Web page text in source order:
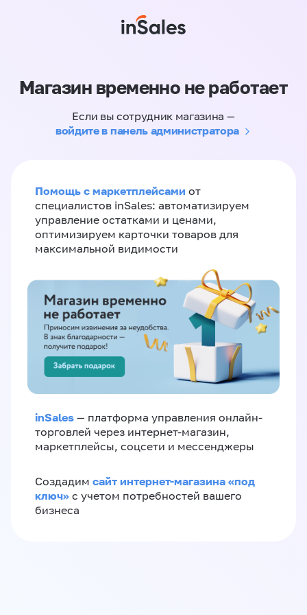
Магазин временно не работает
Если вы сотрудник магазина —
войдите в панель администратора
Помощь с маркетплейсами от
специалистов inSales: автоматизируем
управление остатками и ценами,
оптимизируем карточки товаров для
максимальной видимости
inSales — платформа управления онлайн-
торговлей через интернет-магазин,
маркетплейсы, соцсети и мессенджеры
Создадим сайт интернет-магазина «под
ключ» с учетом потребностей вашего
бизнеса